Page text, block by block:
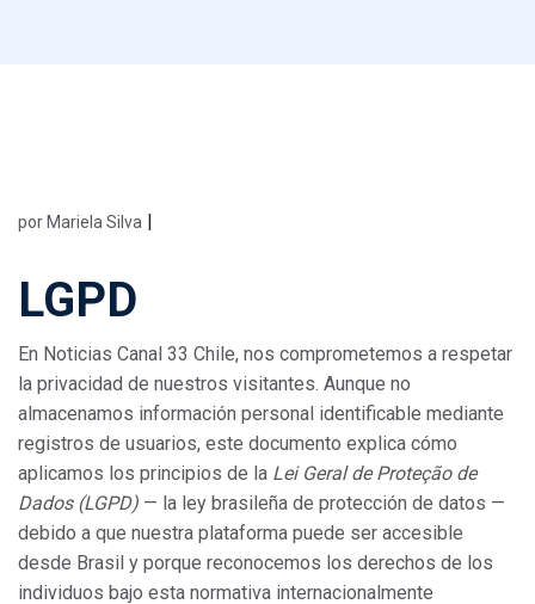
por Mariela Silva |
LGPD
En Noticias Canal 33 Chile, nos comprometemos a respetar
la privacidad de nuestros visitantes. Aunque no
almacenamos información personal identificable mediante
registros de usuarios, este documento explica cómo
aplicamos los principios de la Lei Geral de Proteção de
Dados (LGPD) — la ley brasileña de protección de datos —
debido a que nuestra plataforma puede ser accesible
desde Brasil y porque reconocemos los derechos de los
individuos bajo esta normativa internacionalmente